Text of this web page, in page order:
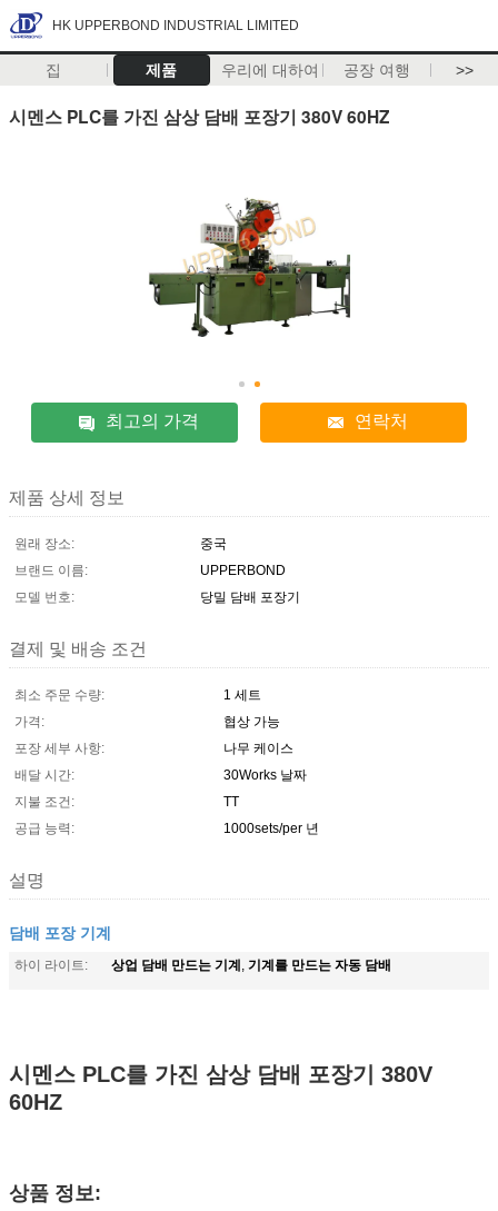
HK UPPERBOND INDUSTRIAL LIMITED
집 제품 우리에 대하여 공장 여행 >>
시멘스 PLC를 가진 삼상 담배 포장기 380V 60HZ
최고의 가격 연락처
제품 상세 정보
원래 장소:
중국
브랜드 이름:
UPPERBOND
모델 번호:
당밀 담배 포장기
결제 및 배송 조건
최소 주문 수량:
1 세트
가격:
협상 가능
포장 세부 사항:
나무 케이스
배달 시간:
30Works 날짜
지불 조건:
TT
공급 능력:
1000sets/per 년
설명
담배 포장 기계
하이 라이트: 상업 담배 만드는 기계, 기계를 만드는 자동 담배
시멘스 PLC를 가진 삼상 담배 포장기 380V
60HZ
상품 정보: